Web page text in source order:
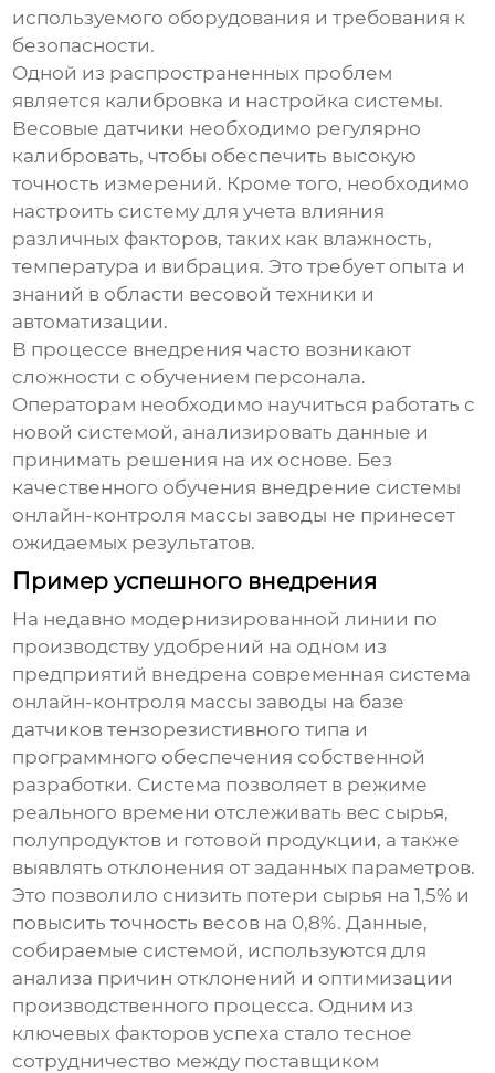
используемого оборудования и требования к
безопасности.
Одной из распространенных проблем
является калибровка и настройка системы.
Весовые датчики необходимо регулярно
калибровать, чтобы обеспечить высокую
точность измерений. Кроме того, необходимо
настроить систему для учета влияния
различных факторов, таких как влажность,
температура и вибрация. Это требует опыта и
знаний в области весовой техники и
автоматизации.
В процессе внедрения часто возникают
сложности с обучением персонала.
Операторам необходимо научиться работать с
новой системой, анализировать данные и
принимать решения на их основе. Без
качественного обучения внедрение системы
онлайн-контроля массы заводы не принесет
ожидаемых результатов.
Пример успешного внедрения
На недавно модернизированной линии по
производству удобрений на одном из
предприятий внедрена современная система
онлайн-контроля массы заводы на базе
датчиков тензорезистивного типа и
программного обеспечения собственной
разработки. Система позволяет в режиме
реального времени отслеживать вес сырья,
полупродуктов и готовой продукции, а также
выявлять отклонения от заданных параметров.
Это позволило снизить потери сырья на 1,5% и
повысить точность весов на 0,8%. Данные,
собираемые системой, используются для
анализа причин отклонений и оптимизации
производственного процесса. Одним из
ключевых факторов успеха стало тесное
сотрудничество между поставщиком